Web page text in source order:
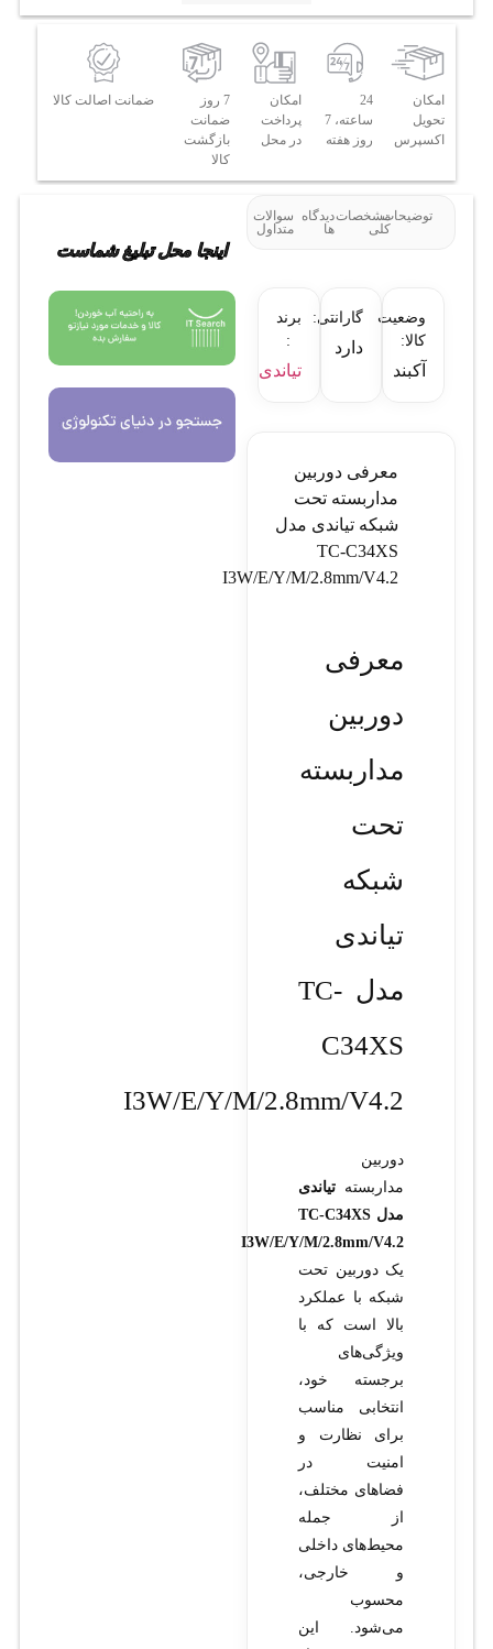
امکان
تحویل
اکسپرس
24
ساعته، 7
روز هفته
امکان
پرداخت
در محل
7 روز
ضمانت
بازگشت
کالا
ضمانت اصالت کالا
توضیحاتمشخصات
کلی
دیدگاه
ها
سوالات
متداول
وضعیت
کالا:
آکبند
گارانتی:
دارد
برند
:
تیاندی
معرفی دوربین
مداربسته تحت
شبکه تیاندی مدل
TC-C34XS
I3W/E/Y/M/2.8mm/V4.2
معرفی
دوربین
مداربسته
تحت
شبکه
تیاندی
مدل TC-
C34XS
I3W/E/Y/M/2.8mm/V4.2
دوربین
مداربسته تیاندی
مدل TC-C34XS
I3W/E/Y/M/2.8mm/V4.2
یک دوربین تحت
شبکه با عملکرد
بالا است که با
ویژگی‌های
برجسته خود،
انتخابی مناسب
برای نظارت و
امنیت در
فضاهای مختلف،
از جمله
محیط‌های داخلی
و خارجی،
محسوب
می‌شود. این
اینجا محل تبلیغ شماست